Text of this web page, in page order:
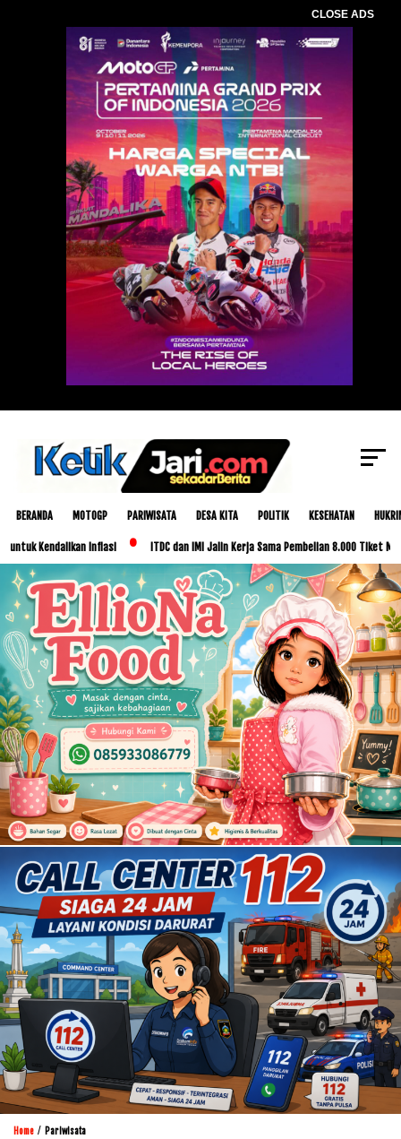
CLOSE ADS
BERANDA MOTOGP PARIWISATA DESA KITA POLITIK KESEHATAN
Inflasi ITDC dan IMI Jalin Kerja Sama Pembelian 8.000 Tiket MotoGP
Home / Pariwisata